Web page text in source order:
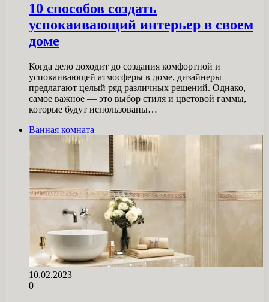
10 способов создать
успокаивающий интерьер в своем
доме
Когда дело доходит до создания комфортной и
успокаивающей атмосферы в доме, дизайнеры
предлагают целый ряд различных решений. Однако,
самое важное — это выбор стиля и цветовой гаммы,
которые будут использованы…
Ванная комната
10.02.2023
0